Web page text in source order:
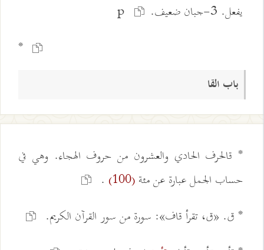
يفعل. 3-جبان ضعيف.p
*
باب القا
* قالحرف الحادي والعشرون من حروف الهجاء. وهي في
حساب الجمل عبارة عن مئة(100)
.
* ق. «ق، تقرأ قاف»: سورة من سور القرآن الكريم.